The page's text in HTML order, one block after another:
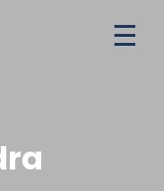
Ofertas de temporada